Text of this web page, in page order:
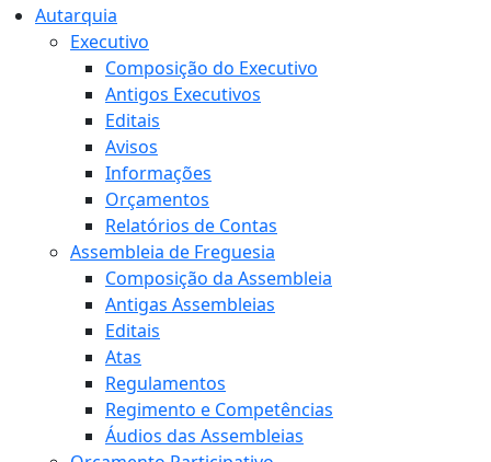
Autarquia
Executivo
Composição do Executivo
Antigos Executivos
Editais
Avisos
Informações
Orçamentos
Relatórios de Contas
Assembleia de Freguesia
Composição da Assembleia
Antigas Assembleias
Editais
Atas
Regulamentos
Regimento e Competências
Áudios das Assembleias